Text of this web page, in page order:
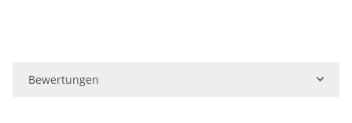
Bewertungen